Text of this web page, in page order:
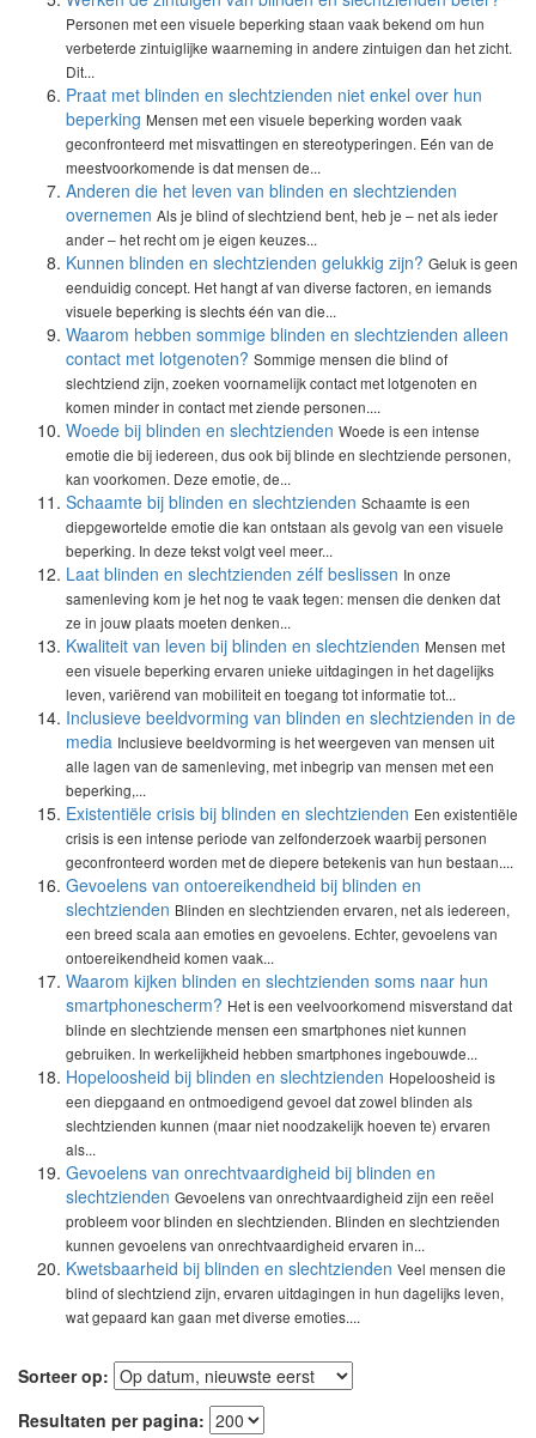
Personen met een visuele beperking staan vaak bekend om hun
verbeterde zintuiglijke waarneming in andere zintuigen dan het zicht.
Dit...
Praat met blinden en slechtzienden niet enkel over hun
beperking Mensen met een visuele beperking worden vaak
geconfronteerd met misvattingen en stereotyperingen. Eén van de
meestvoorkomende is dat mensen de...
Anderen die het leven van blinden en slechtzienden
overnemen Als je blind of slechtziend bent, heb je – net als ieder
ander – het recht om je eigen keuzes...
Kunnen blinden en slechtzienden gelukkig zijn? Geluk is geen
eenduidig concept. Het hangt af van diverse factoren, en iemands
visuele beperking is slechts één van die...
Waarom hebben sommige blinden en slechtzienden alleen
contact met lotgenoten? Sommige mensen die blind of
slechtziend zijn, zoeken voornamelijk contact met lotgenoten en
komen minder in contact met ziende personen....
Woede bij blinden en slechtzienden Woede is een intense
emotie die bij iedereen, dus ook bij blinde en slechtziende personen,
kan voorkomen. Deze emotie, de...
Schaamte bij blinden en slechtzienden Schaamte is een
diepgewortelde emotie die kan ontstaan als gevolg van een visuele
beperking. In deze tekst volgt veel meer...
Laat blinden en slechtzienden zélf beslissen In onze
samenleving kom je het nog te vaak tegen: mensen die denken dat
ze in jouw plaats moeten denken...
Kwaliteit van leven bij blinden en slechtzienden Mensen met
een visuele beperking ervaren unieke uitdagingen in het dagelijks
leven, variërend van mobiliteit en toegang tot informatie tot...
Inclusieve beeldvorming van blinden en slechtzienden in de
media Inclusieve beeldvorming is het weergeven van mensen uit
alle lagen van de samenleving, met inbegrip van mensen met een
beperking,...
Existentiële crisis bij blinden en slechtzienden Een existentiële
crisis is een intense periode van zelfonderzoek waarbij personen
geconfronteerd worden met de diepere betekenis van hun bestaan....
Gevoelens van ontoereikendheid bij blinden en
slechtzienden Blinden en slechtzienden ervaren, net als iedereen,
een breed scala aan emoties en gevoelens. Echter, gevoelens van
ontoereikendheid komen vaak...
Waarom kijken blinden en slechtzienden soms naar hun
smartphonescherm? Het is een veelvoorkomend misverstand dat
blinde en slechtziende mensen een smartphones niet kunnen
gebruiken. In werkelijkheid hebben smartphones ingebouwde...
Hopeloosheid bij blinden en slechtzienden Hopeloosheid is
een diepgaand en ontmoedigend gevoel dat zowel blinden als
slechtzienden kunnen (maar niet noodzakelijk hoeven te) ervaren
als...
Gevoelens van onrechtvaardigheid bij blinden en
slechtzienden Gevoelens van onrechtvaardigheid zijn een reëel
probleem voor blinden en slechtzienden. Blinden en slechtzienden
kunnen gevoelens van onrechtvaardigheid ervaren in...
Kwetsbaarheid bij blinden en slechtzienden Veel mensen die
blind of slechtziend zijn, ervaren uitdagingen in hun dagelijks leven,
wat gepaard kan gaan met diverse emoties....
Sorteer op:
Resultaten per pagina: